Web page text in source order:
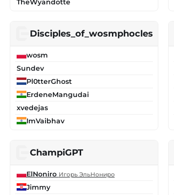
Disciples_of_wosmphocles
wosm
Sundev
Pl0tterGhost
ErdeneMangudai
xvedejas
ImVaibhav
ChampiGPT
ElNoniro Игорь ЭльНониро
Jimmy